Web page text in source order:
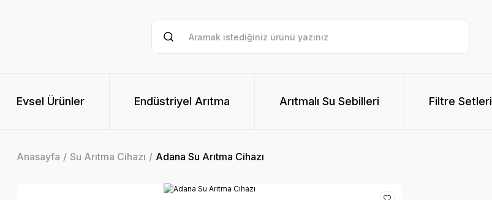
Evsel Ürünler Endüstriyel Arıtma Arıtmalı Su Sebilleri Filtre Setleri
Anasayfa Su Arıtma Cihazı Adana Su Arıtma Cihazı